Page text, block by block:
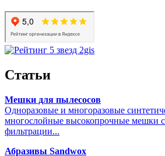
Статьи
Мешки для пылесосов
Одноразовые и многоразовые
многослойные высокопрочные мешки
фильтрации...
Абразивы Sandwox